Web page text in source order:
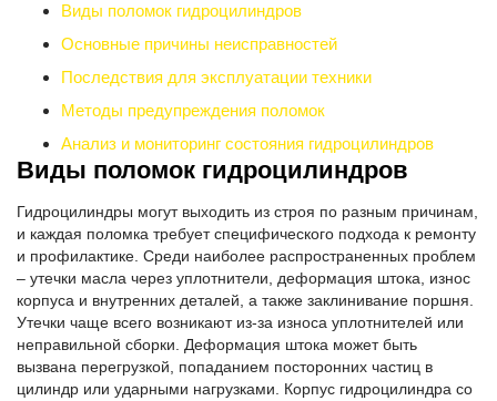
Виды поломок гидроцилиндров
Основные причины неисправностей
Последствия для эксплуатации техники
Методы предупреждения поломок
Анализ и мониторинг состояния гидроцилиндров
Виды поломок гидроцилиндров
Гидроцилиндры могут выходить из строя по разным причинам,
и каждая поломка требует специфического подхода к ремонту
и профилактике. Среди наиболее распространенных проблем
– утечки масла через уплотнители, деформация штока, износ
корпуса и внутренних деталей, а также заклинивание поршня.
Утечки чаще всего возникают из-за износа уплотнителей или
неправильной сборки. Деформация штока может быть
вызвана перегрузкой, попаданием посторонних частиц в
цилиндр или ударными нагрузками. Корпус гидроцилиндра со